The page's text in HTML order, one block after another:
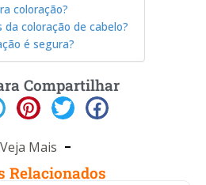
coloração?
coloração de cabelo?
é segura?
Compartilhar
Veja Mais
Relacionados